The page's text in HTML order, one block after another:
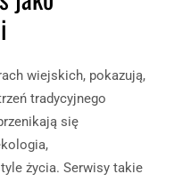
wiejskich, pokazują,
tradycyjnego
się
życia. Serwisy takie